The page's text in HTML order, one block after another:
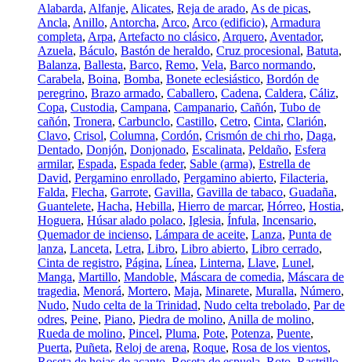
Alabarda, Alfanje, Alicates, Reja de arado, As de picas,
Ancla, Anillo, Antorcha, Arco, Arco (edificio), Armadura
completa, Arpa, Artefacto no clásico, Arquero, Aventador,
Azuela, Báculo, Bastón de heraldo, Cruz procesional, Batuta,
Balanza, Ballesta, Barco, Remo, Vela, Barco normando,
Carabela, Boina, Bomba, Bonete eclesiástico, Bordón de
peregrino, Brazo armado, Caballero, Cadena, Caldera, Cáliz,
Copa, Custodia, Campana, Campanario, Cañón, Tubo de
cañón, Tronera, Carbunclo, Castillo, Cetro, Cinta, Clarión,
Clavo, Crisol, Columna, Cordón, Crismón de chi rho, Daga,
Dentado, Donjón, Donjonado, Escalinata, Peldaño, Esfera
armilar, Espada, Espada feder, Sable (arma), Estrella de
David, Pergamino enrollado, Pergamino abierto, Filacteria,
Falda, Flecha, Garrote, Gavilla, Gavilla de tabaco, Guadaña,
Guantelete, Hacha, Hebilla, Hierro de marcar, Hórreo, Hostia,
Hoguera, Húsar alado polaco, Iglesia, Ínfula, Incensario,
Quemador de incienso, Lámpara de aceite, Lanza, Punta de
lanza, Lanceta, Letra, Libro, Libro abierto, Libro cerrado,
Cinta de registro, Página, Línea, Linterna, Llave, Lunel,
Manga, Martillo, Mandoble, Máscara de comedia, Máscara de
tragedia, Menorá, Mortero, Maja, Minarete, Muralla, Número,
Nudo, Nudo celta de la Trinidad, Nudo celta trebolado, Par de
odres, Peine, Piano, Piedra de molino, Anilla de molino,
Rueda de molino, Pincel, Pluma, Pote, Potenza, Puente,
Puerta, Puñeta, Reloj de arena, Roque, Rosa de los vientos,